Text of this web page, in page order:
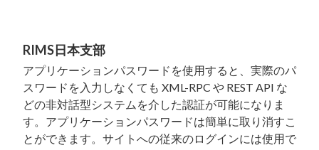
RIMS日本支部
アプリケーションパスワードを使用すると、実際のパ
スワードを入力しなくても XML-RPC や REST API な
どの非対話型システムを介した認証が可能になりま
す。アプリケーションパスワードは簡単に取り消すこ
とができます。サイトへの従来のログインには使用で